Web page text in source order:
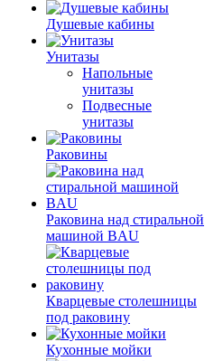
Душевые кабины
Унитазы
Напольные
унитазы
Подвесные
унитазы
Раковины
Раковина над стиральной
машиной BAU
Кварцевые столешницы
под раковину
Кухонные мойки